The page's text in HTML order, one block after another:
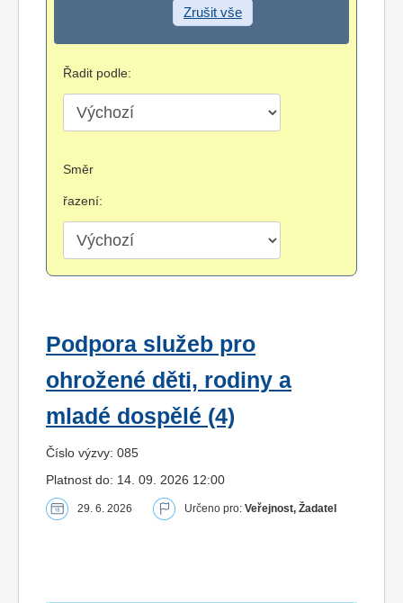
Zrušit vše
Řadit podle:
Směr
řazení:
Podpora služeb pro
ohrožené děti, rodiny a
mladé dospělé (4)
Číslo výzvy: 085
Platnost do: 14. 09. 2026 12:00
29. 6. 2026 Určeno pro: Veřejnost, Žadatel